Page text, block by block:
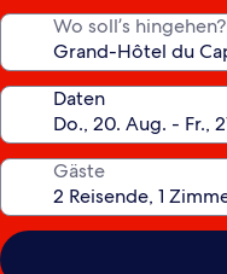
Wo soll’s hingehen?
Daten
Gäste